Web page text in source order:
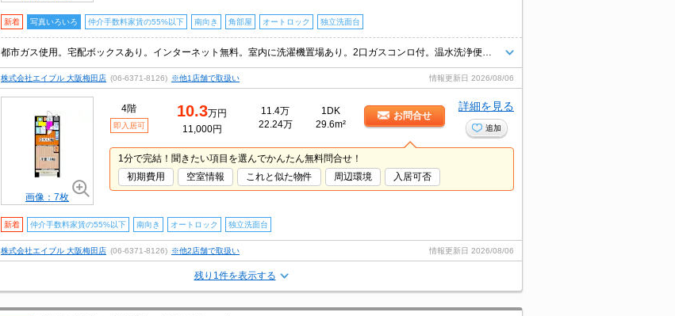
新着 写真いろいろ 仲介手数料家賃の55%以下 南向き 角部屋 オートロック 独立洗面台
株式会社エイブル 大阪梅田店 (06-6371-8126) ※他1店舗で取扱い 情報更新日 2026/08/06
画像：7枚
4階
即入居可
10.3万円
11,000円
11.4万
22.24万
1DK
29.6m²
お問合せ
詳細を見る
追加
1分で完結！聞きたい項目を選んでかんたん無料問合せ！
初期費用
空室情報 これと似た物件 周辺環境 入居可否
新着 仲介手数料家賃の55%以下 南向き オートロック 独立洗面台
株式会社エイブル 大阪梅田店 (06-6371-8126) ※他2店舗で取扱い 情報更新日 2026/08/06
残り1件を表示する